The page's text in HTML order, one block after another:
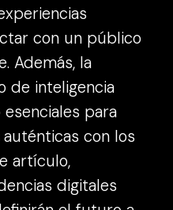
con un público
Además, la
de inteligencia
para
con los
artículo,
digitales